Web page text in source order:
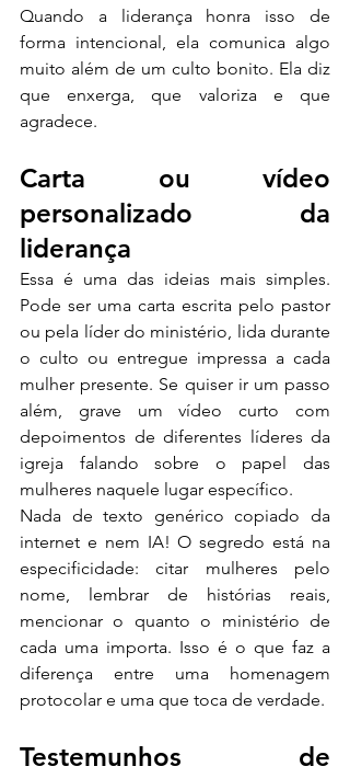
Quando a liderança honra isso de
forma intencional, ela comunica algo
muito além de um culto bonito. Ela diz
que enxerga, que valoriza e que
agradece.
Carta ou vídeo
personalizado da
liderança
Essa é uma das ideias mais simples.
Pode ser uma carta escrita pelo pastor
ou pela líder do ministério, lida durante
o culto ou entregue impressa a cada
mulher presente. Se quiser ir um passo
além, grave um vídeo curto com
depoimentos de diferentes líderes da
igreja falando sobre o papel das
mulheres naquele lugar específico.
Nada de texto genérico copiado da
internet e nem IA! O segredo está na
especificidade: citar mulheres pelo
nome, lembrar de histórias reais,
mencionar o quanto o ministério de
cada uma importa. Isso é o que faz a
diferença entre uma homenagem
protocolar e uma que toca de verdade.
Testemunhos de